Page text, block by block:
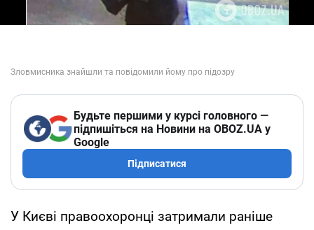
Будьте першими у курсі головного —
підпишіться на Новини на OBOZ.UA у
Google
Підписатися
У Києві правоохоронці затримали раніше